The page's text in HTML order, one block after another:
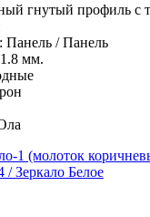
гнутый профиль с
Панель / Панель
мм.
1 (молоток
/ Зеркало Белое